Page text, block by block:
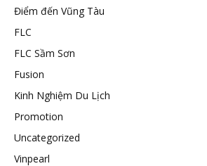
Điểm đến Vũng Tàu
FLC
FLC Sầm Sơn
Fusion
Kinh Nghiệm Du Lịch
Promotion
Uncategorized
Vinpearl